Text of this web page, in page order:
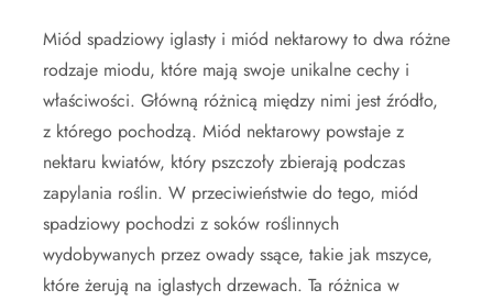
Miód spadziowy iglasty i miód nektarowy to dwa różne
rodzaje miodu, które mają swoje unikalne cechy i
właściwości. Główną różnicą między nimi jest źródło,
z którego pochodzą. Miód nektarowy powstaje z
nektaru kwiatów, który pszczoły zbierają podczas
zapylania roślin. W przeciwieństwie do tego, miód
spadziowy pochodzi z soków roślinnych
wydobywanych przez owady ssące, takie jak mszyce,
które żerują na iglastych drzewach. Ta różnica w